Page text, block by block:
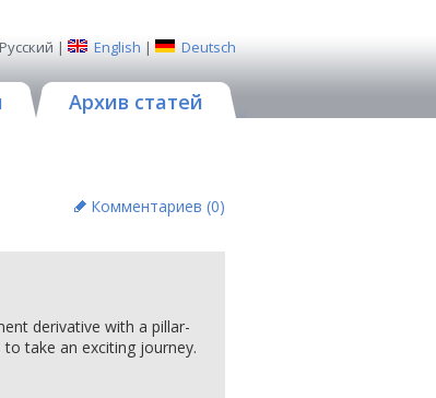
Русский | English | Deutsch
Архив статей
Комментариев (0)
derivative with a pillar-
take an exciting journey.